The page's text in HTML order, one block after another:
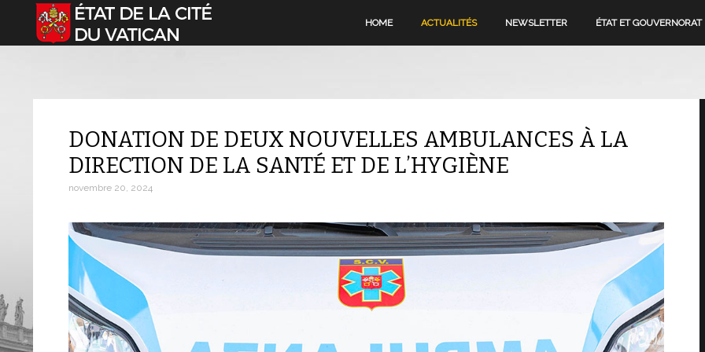
Sélectionnez votre langue HOME ACTUALITÉS NEWSLETTER ÉTAT ET GOUVERNORAT
DONATION DE DEUX NOUVELLES AMBULANCES À LA
DIRECTION DE LA SANTÉ ET DE L’HYGIÈNE
novembre 20, 2024